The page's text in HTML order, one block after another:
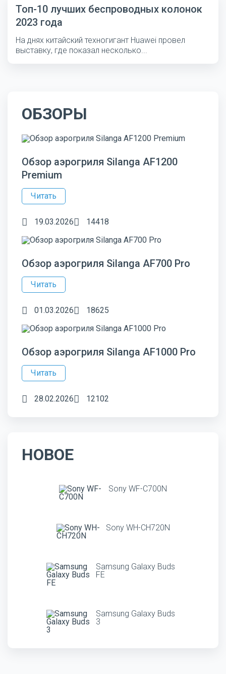
Топ-10 лучших беспроводных колонок
2023 года
На днях китайский техногигант Huawei провел
выставку, где показал несколько...
ОБЗОРЫ
Обзор аэрогриля Silanga AF1200
Premium
Читать
19.03.2026 14418
Обзор аэрогриля Silanga AF700 Pro
Читать
01.03.2026 18625
Обзор аэрогриля Silanga AF1000 Pro
Читать
28.02.2026 12102
НОВОЕ
Sony WF-C700N
Sony WH-CH720N
Samsung Galaxy Buds
FE
Samsung Galaxy Buds
3